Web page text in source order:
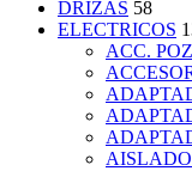
DRIZAS 58
ELECTRICOS
ACC.